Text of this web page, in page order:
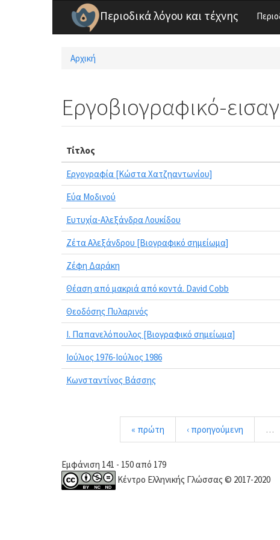
Παράκαμψη προς το κυρίως περιεχόμενο
Περιοδικά λόγου και τέχνης
Είστε εδώ
Αρχική
Εργοβιογραφικό-
Τίτλος
Εργογραφία [Κώστα Χατζηαντωνίου]
Εύα Μοδινού
Ευτυχία-Αλεξάνδρα Λουκίδου
Ζέτα Αλεξάνδρου [Βιογραφικό σημείωμα]
Ζέφη Δαράκη
Θέαση από μακριά από κοντά. David Cobb
Θεοδόσης Πυλαρινός
Ι. Παπανελόπουλος [Βιογραφικό σημείωμα]
Ιούλιος 1976-Ιούλιος 1986
Κωνσταντίνος Βάσσης
« πρώτη ‹ προηγούμενη …
Εμφάνιση 141 - 150 από 179
Κέντρο Ελληνικής Γλώσσας © 2017-2020